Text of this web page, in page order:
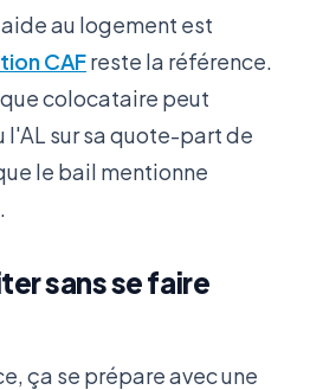
au logement est
CAFreste la référence.
colocataire peut
l'AL sur sa quote-part de
le bail mentionne
sans se faire
ça se prépare avec une